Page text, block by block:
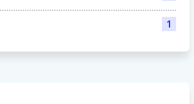
1